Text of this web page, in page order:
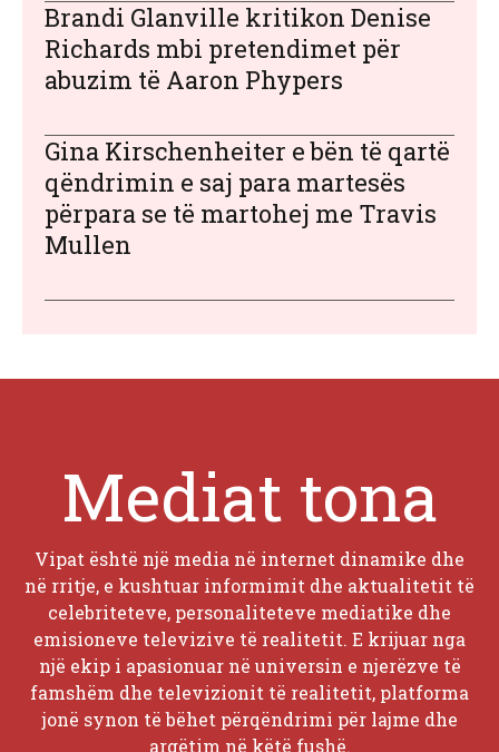
Brandi Glanville kritikon Denise
Richards mbi pretendimet për
abuzim të Aaron Phypers
Gina Kirschenheiter e bën të qartë
qëndrimin e saj para martesës
përpara se të martohej me Travis
Mullen
Mediat tona
Vipat është një media në internet dinamike dhe
në rritje, e kushtuar informimit dhe aktualitetit të
celebriteteve, personaliteteve mediatike dhe
emisioneve televizive të realitetit. E krijuar nga
një ekip i apasionuar në universin e njerëzve të
famshëm dhe televizionit të realitetit, platforma
jonë synon të bëhet përqëndrimi për lajme dhe
argëtim në këtë fushë.